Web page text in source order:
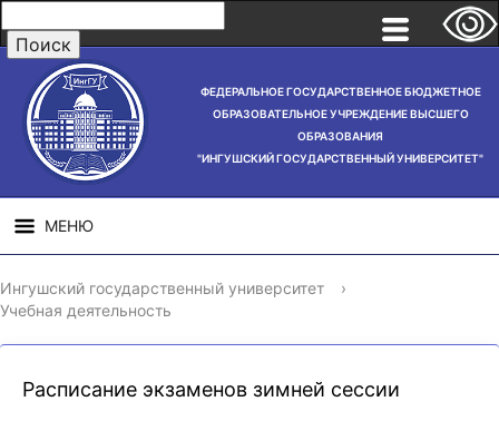
ФЕДЕРАЛЬНОЕ ГОСУДАРСТВЕННОЕ БЮДЖЕТНОЕ
ОБРАЗОВАТЕЛЬНОЕ УЧРЕЖДЕНИЕ ВЫСШЕГО
ОБРАЗОВАНИЯ
"ИНГУШСКИЙ ГОСУДАРСТВЕННЫЙ УНИВЕРСИТЕТ"
МЕНЮ
СВЕДЕНИЯ ОБ
ОБРАЗОВАТЕЛЬНОЙ
НАУЧНАЯ
ДЕЯТЕЛЬНОСТЬ
Ингушский государственный университет
›
Учебная деятельность
Расписание экзаменов зимней сессии